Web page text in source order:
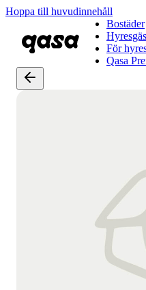
Hoppa till huvudinnehåll
Bostäder
För
Qasa